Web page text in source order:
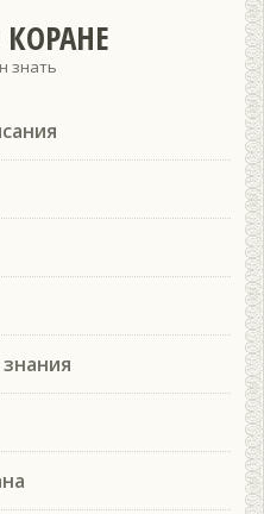
знать